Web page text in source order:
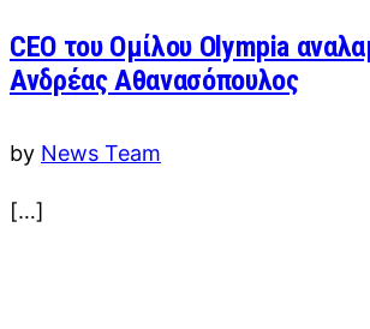
CEO του Ομίλου Olympia
Ανδρέας Αθανασόπουλος
by News Team
[…]